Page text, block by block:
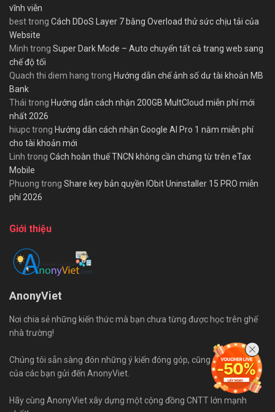
vĩnh viễn
besttrong Cách DDoS Layer 7 bằng Overload thử sức chịu tải của
Website
Minh trong Super Dark Mode – Auto chuyển tất cả trang web sang
chế độ tối
Quach thi diem hang trong Hướng dẫn chế ảnh số dư tài khoản MB
Bank
Thái trong Hướng dẫn cách nhận 200GB MultCloud miễn phí mới
nhất 2026
hiupctrong Hướng dẫn cách nhận Google AI Pro 1 năm miễn phí
cho tài khoản mới
Linh trong Cách hoàn thuế TNCN không cần chứng từ trên eTax
Mobile
Phuong trong Share key bản quyền IObit Uninstaller 15 PRO miễn
phí 2026
Giới thiệu
AnonyViet
Nơi chia sẻ những kiến thức mà bạn chưa từng được học trên ghế
nhà trường!
Chúng tôi sẵn sàng đón những ý kiến đóng góp, cũng như bài viết
của các bạn gửi đến AnonyViet.
Hãy cùng AnonyViet xây dựng một cộng đồng CNTT lớn mạnh